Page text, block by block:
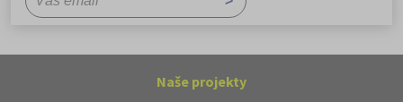
Naše projekty